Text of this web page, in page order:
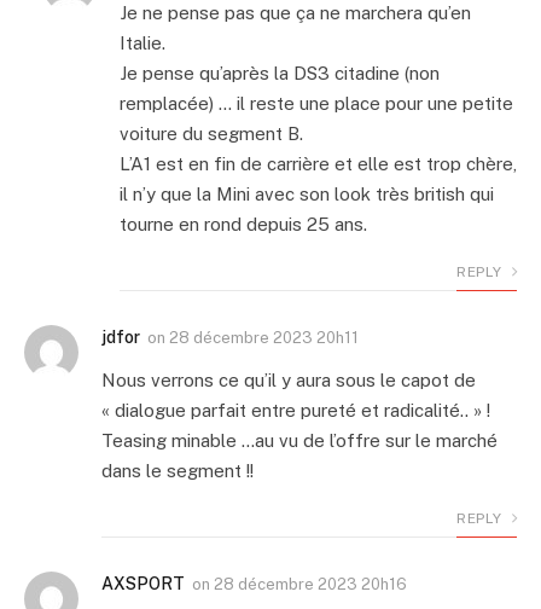
Je ne pense pas que ça ne marchera qu’en
Italie.
Je pense qu’après la DS3 citadine (non
remplacée) … il reste une place pour une petite
voiture du segment B.
L’A1 est en fin de carrière et elle est trop chère,
il n’y que la Mini avec son look très british qui
tourne en rond depuis 25 ans.
REPLY
jdfor on 28 décembre 2023 20h11
Nous verrons ce qu’il y aura sous le capot de
« dialogue parfait entre pureté et radicalité.. » !
Teasing minable …au vu de l’offre sur le marché
dans le segment !!
REPLY
AXSPORT on 28 décembre 2023 20h16